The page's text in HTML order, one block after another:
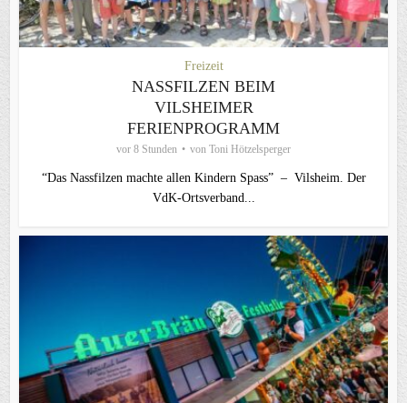
Freizeit
NASSFILZEN BEIM
VILSHEIMER
FERIENPROGRAMM
vor 8 Stunden von Toni Hötzelsperger
“Das Nassfilzen machte allen Kindern Spass” – Vilsheim. Der
VdK-Ortsverband...